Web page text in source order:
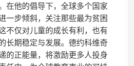
在他的倡导下，全球多个国家
一步倾斜，关注那些最为贫困
不仅对儿童的成长有利，也有
长期稳定与发展。德约科维奇
的正能量，将激励更多人投身